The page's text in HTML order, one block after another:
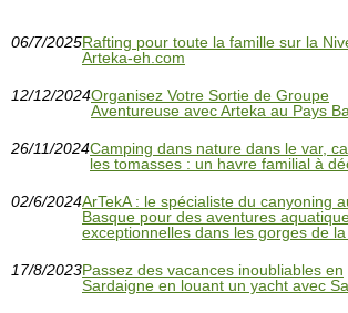
06/7/2025Rafting pour toute la famille sur la
Arteka-eh.com
12/12/2024Organisez Votre Sortie de Groupe
Aventureuse avec Arteka au Pays
26/11/2024Camping dans nature dans le var,
les tomasses : un havre familial à
02/6/2024ArTekA : le spécialiste du canyoning
Basque pour des aventures
exceptionnelles dans les gorges de la
17/8/2023Passez des vacances inoubliables en
Sardaigne en louant un yacht avec